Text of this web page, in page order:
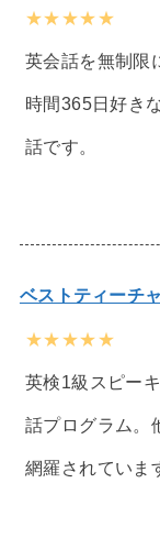
★★★★★
英会話を無制限
時間365日好き
話です。
ベストティーチ
★★★★★
英検1級スピー
話プログラム。
網羅されていま